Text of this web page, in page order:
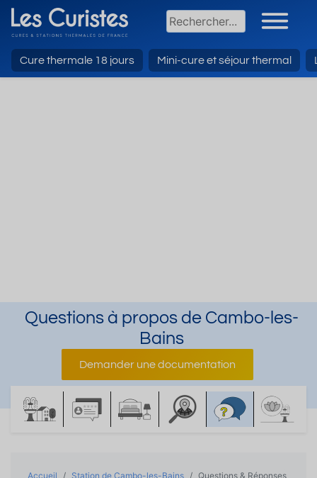
Cure thermale 18 jours Mini-cure et séjour thermal
Questions à propos de Cambo-les-
Bains
Demander une documentation
Accueil Station de Cambo-les-Bains Questions & Réponses